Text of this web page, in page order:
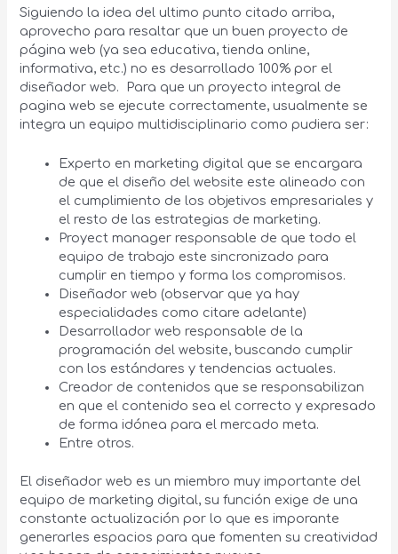
Siguiendo la idea del ultimo punto citado arriba,
aprovecho para resaltar que un buen proyecto de
página web (ya sea educativa, tienda online,
informativa, etc.) no es desarrollado 100% por el
diseñador web. Para que un proyecto integral de
pagina web se ejecute correctamente, usualmente se
integra un equipo multidisciplinario como pudiera ser:
Experto en marketing digital que se encargara
de que el diseño del website este alineado con
el cumplimiento de los objetivos empresariales y
el resto de las estrategias de marketing.
Proyect manager responsable de que todo el
equipo de trabajo este sincronizado para
cumplir en tiempo y forma los compromisos.
Diseñador web (observar que ya hay
especialidades como citare adelante)
Desarrollador web responsable de la
programación del website, buscando cumplir
con los estándares y tendencias actuales.
Creador de contenidos que se responsabilizan
en que el contenido sea el correcto y expresado
de forma idónea para el mercado meta.
Entre otros.
El diseñador web es un miembro muy importante del
equipo de marketing digital, su función exige de una
constante actualización por lo que es imporante
generarles espacios para que fomenten su creatividad